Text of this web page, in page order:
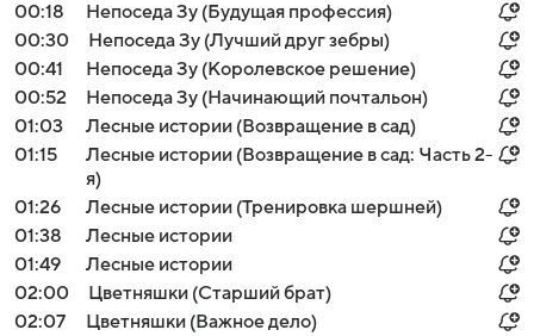
00:18
Непоседа Зу (Будущая профессия)
00:30
Непоседа Зу (Лучший друг зебры)
00:41
Непоседа Зу (Королевское решение)
00:52
Непоседа Зу (Начинающий почтальон)
01:03
Лесные истории (Возвращение в сад)
01:15
Лесные истории (Возвращение в сад: Часть 2-
я)
01:26
Лесные истории (Тренировка шершней)
01:38
Лесные истории
01:49
Лесные истории
02:00
Цветняшки (Старший брат)
02:07
Цветняшки (Важное дело)